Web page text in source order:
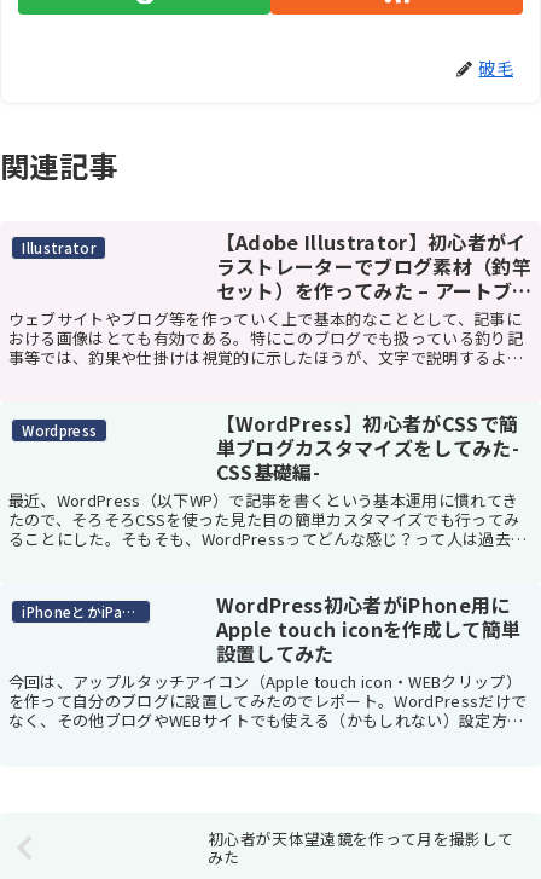
破毛
関連記事
Illustrator
【Adobe Illustrator】初心者がイ
ラストレーターでブログ素材（釣竿
セット）を作ってみた – アートブ
ラシ機能編
ウェブサイトやブログ等を作っていく上で基本的なこととして、記事に
おける画像はとても有効である。特にこのブログでも扱っている釣り記
事等では、釣果や仕掛けは視覚的に示したほうが、文字で説明するより
Wordpress
【WordPress】初心者がCSSで簡
単ブログカスタマイズをしてみた-
CSS基礎編-
最近、WordPress（以下WP）で記事を書くという基本運用に慣れてき
たので、そろそろCSSを使った見た目の簡単カスタマイズでも行ってみ
ることにした。そもそも、WordPressってどんな感じ？って人は過去記
iPhoneとかiPadとか
WordPress初心者がiPhone用に
Apple touch iconを作成して簡単
設置してみた
今回は、アップルタッチアイコン（Apple touch icon・WEBクリップ）
を作って自分のブログに設置してみたのでレポート。WordPressだけで
なく、その他ブログやWEBサイトでも使える（かもしれない）設定方法
初心者が天体望遠鏡を作って月を撮影して
みた